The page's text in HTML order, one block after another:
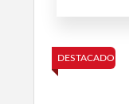
DESTACADO